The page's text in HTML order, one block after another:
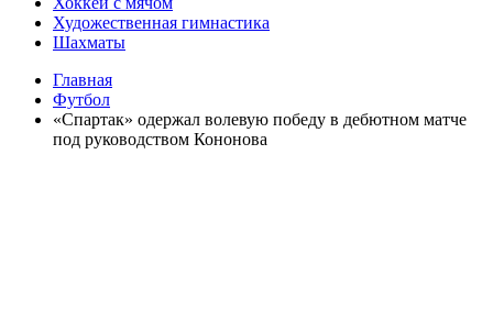
Художественная гимнастика
Шахматы
Главная
Футбол
«Спартак» одержал волевую победу в дебютном матче
под руководством Кононова